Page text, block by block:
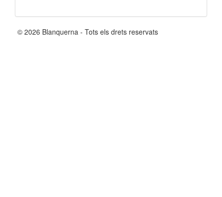
© 2026 Blanquerna - Tots els drets reservats